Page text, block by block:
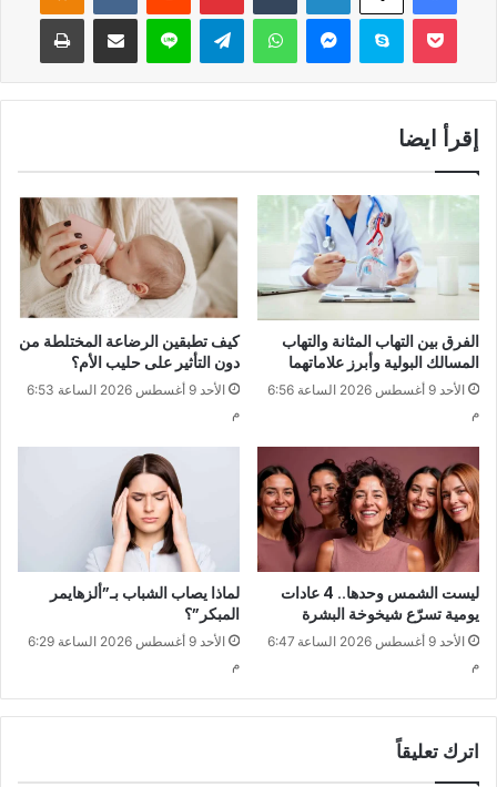
سكايب واتساب لاين
إقرأ ايضا
الفرق بين التهاب المثانة والتهاب
المسالك البولية وأبرز علاماتهما
الأحد 9 أغسطس 2026 الساعة 6:56
م
كيف تطبقين الرضاعة المختلطة من
دون التأثير على حليب الأم؟
الأحد 9 أغسطس 2026 الساعة 6:53
م
ليست الشمس وحدها.. 4 عادات
يومية تسرّع شيخوخة البشرة
الأحد 9 أغسطس 2026 الساعة 6:47
م
لماذا يصاب الشباب بـ”ألزهايمر
المبكر”؟
الأحد 9 أغسطس 2026 الساعة 6:29
م
اترك تعليقاً